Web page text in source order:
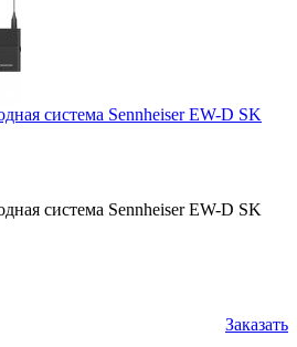
система Sennheiser EW-D SK
система Sennheiser EW-D SK
Заказать